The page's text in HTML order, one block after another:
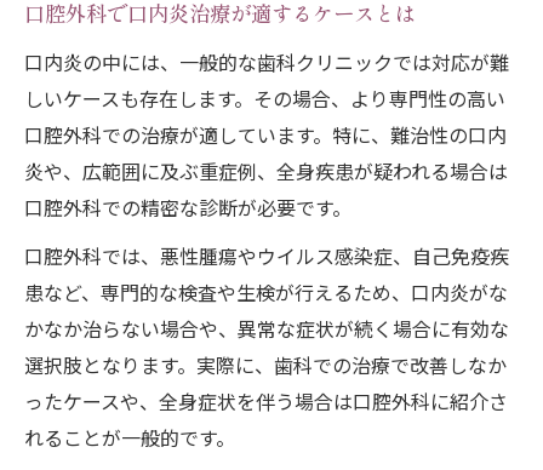
口腔外科で口内炎治療が適するケースとは
口内炎の中には、一般的な歯科クリニックでは対応が難
しいケースも存在します。その場合、より専門性の高い
口腔外科での治療が適しています。特に、難治性の口内
炎や、広範囲に及ぶ重症例、全身疾患が疑われる場合は
口腔外科での精密な診断が必要です。
口腔外科では、悪性腫瘍やウイルス感染症、自己免疫疾
患など、専門的な検査や生検が行えるため、口内炎がな
かなか治らない場合や、異常な症状が続く場合に有効な
選択肢となります。実際に、歯科での治療で改善しなか
ったケースや、全身症状を伴う場合は口腔外科に紹介さ
れることが一般的です。